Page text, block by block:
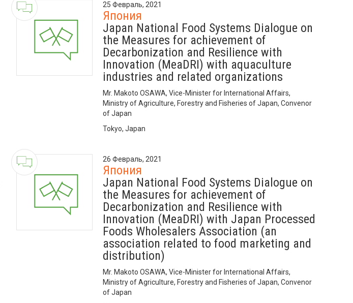
25 Февраль, 2021
Япония
Japan National Food Systems Dialogue on
the Measures for achievement of
Decarbonization and Resilience with
Innovation (MeaDRI) with aquaculture
industries and related organizations
Mr. Makoto OSAWA, Vice-Minister for International Affairs,
Ministry of Agriculture, Forestry and Fisheries of Japan, Convenor
of Japan
Tokyo, Japan
26 Февраль, 2021
Япония
Japan National Food Systems Dialogue on
the Measures for achievement of
Decarbonization and Resilience with
Innovation (MeaDRI) with Japan Processed
Foods Wholesalers Association (an
association related to food marketing and
distribution)
Mr. Makoto OSAWA, Vice-Minister for International Affairs,
Ministry of Agriculture, Forestry and Fisheries of Japan, Convenor
of Japan